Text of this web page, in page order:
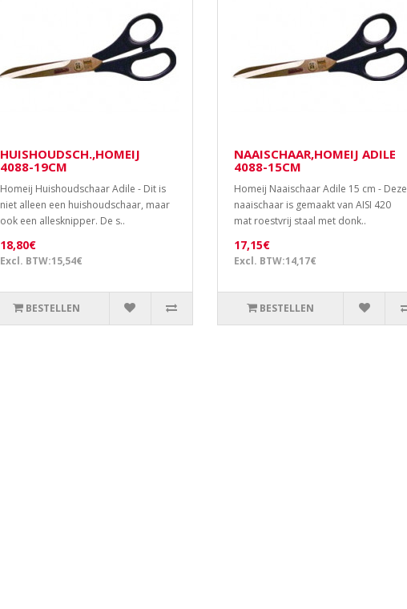
HUISHOUDSCH.,HOMEIJ
4088-19CM
Homeij Huishoudschaar Adile - Dit is
niet alleen een huishoudschaar, maar
ook een allesknipper. De s..
18,80€
Excl. BTW:15,54€
BESTELLEN
NAAISCHAAR,HOMEIJ ADILE
4088-15CM
Homeij Naaischaar Adile 15 cm - Deze
naaischaar is gemaakt van AISI 420
mat roestvrij staal met donk..
17,15€
Excl. BTW:14,17€
BESTELLEN